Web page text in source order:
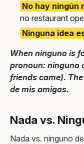
No hay
no restaurant
Ninguna idea
When ninguno is
pronoun: ninguno
friends came).
de mis amigas.
Nada vs.
Nada vs. ninguno